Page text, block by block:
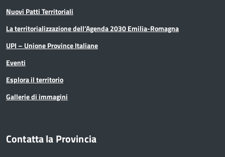
Nuovi Patti Territoriali
La territorializzazione dell’Agenda 2030 Emilia-Romagna
UPI – Unione Province Italiane
Eventi
Esplora il territorio
Gallerie di immagini
Contatta la Provincia